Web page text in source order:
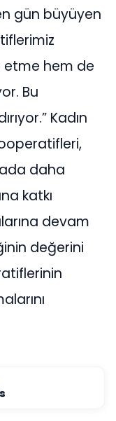
gün büyüyen
etme hem de
Bu
Kadın
daha
katkı
devam
değerini